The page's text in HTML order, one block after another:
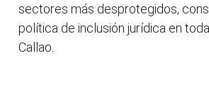
sectores más desprotegidos,
política de inclusión jurídica en
Callao.